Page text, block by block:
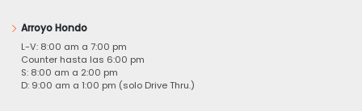
Arroyo Hondo
L-V: 8:00 am a 7:00 pm
Counter hasta las 6:00 pm
S: 8:00 am a 2:00 pm
D: 9:00 am a 1:00 pm (solo Drive Thru.)